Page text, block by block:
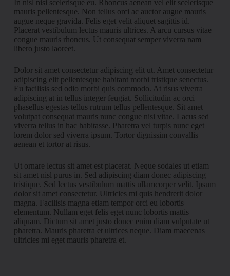
In nisl nisi scelerisque eu. Rhoncus aenean vel elit scelerisque
mauris pellentesque. Non tellus orci ac auctor augue mauris
augue neque gravida. Felis eget velit aliquet sagittis id.
Placerat vestibulum lectus mauris ultrices. A arcu cursus vitae
congue mauris rhoncus. Ut consequat semper viverra nam
libero justo laoreet.
Dolor sit amet consectetur adipiscing elit ut. Amet consectetur
adipiscing elit pellentesque habitant morbi tristique senectus.
Eu facilisis sed odio morbi quis commodo. At risus viverra
adipiscing at in tellus integer feugiat. Sollicitudin ac orci
phasellus egestas tellus rutrum tellus pellentesque. Sit amet
volutpat consequat mauris nunc congue nisi vitae. Lacus sed
viverra tellus in hac habitasse. Pharetra vel turpis nunc eget
lorem dolor sed viverra ipsum. Tortor dignissim convallis
aenean et tortor at risus.
Ut ornare lectus sit amet est placerat. Neque sodales ut etiam
sit amet nisl purus in. Sed adipiscing diam donec adipiscing
tristique. Sed lectus vestibulum mattis ullamcorper velit. Ipsum
dolor sit amet consectetur. Ultricies mi quis hendrerit dolor
magna. Facilisis magna etiam tempor orci eu lobortis
elementum. Nullam eget felis eget nunc lobortis mattis
aliquam. Dictum sit amet justo donec enim diam vulputate ut
pharetra. Mauris pharetra et ultrices neque. Diam maecenas
ultricies mi eget mauris pharetra et.